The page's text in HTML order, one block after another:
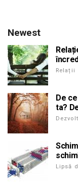
Newest
Relații
De
ta?
Lipsă